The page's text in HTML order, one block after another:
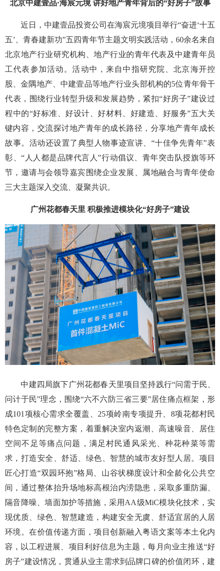
北京中建壹品·海宸元境 讲好地产青年背后的“好房子”故事
近日，中建壹品投资公司在海宸元境项目举行“奋进‘十五
五’、青春建新功”五四青年节主题文明实践活动，60余名来自
北京地产行业研究机构、地产行业的青年代表及中建青年员
工代表参加活动。活动中，来自中指研究院、北京海开控
股、金隅地产、中建壹品等地产行业头部机构的5位青年骨干
代表，围绕行业转型升级和发展趋势，紧扣“好房子”建设过
程中的“好标准、好设计、好材料、好建造、好服务”五大关
键内容，交流探讨地产青年的成长路径，分享地产青年成长
故事。活动还设置了典型人物事迹宣讲、“十佳争先青年”表
彰、“人人都是品牌代言人”行动倡议、青年突击队授旗等环
节，邀请与会领导嘉宾围绕企业发展、属地融合与青年使命
三大主题深入交流、凝聚共识。
广州花都春天里 积极推进模块化“好房子”建设
中建四局旗下广州花都春天里项目坚持践行“问需于民、
问计于民”理念，围绕“六不六防三省三要”居住痛点框架，形
成101项核心需求全覆盖、25项岭南专项提升、8项花都村民
特色定制的完整方案，着重解决室内返潮、高速噪音、居住
空间不足等痛点问题，满足村民通风采光、种花种菜等需
求，打造安全、舒适、绿色、智慧的城市友好型人居。项目
匠心打造“双园环抱”格局、山谷状梯度设计和全龄化公共空
间，通过整体抬升场地标高根治内涝隐患，采取多重防漏、
隔音降噪、墙面加护等措施，采用AA级MiC模块化技术，实
现优质、绿色、智慧建造，构建安全无虞、舒适宜居的人居
环境。在价值传递方面，项目创新融入粤语文案等本土化内
容，以工程进展、项目利好信息为主题，每月向业主推送“好
房子”建设情况，贯通从业主需求到品牌口碑的价值闭环，建